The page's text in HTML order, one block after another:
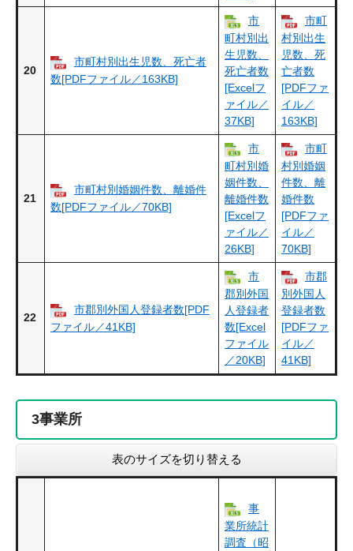
20
市町村別出生児数、死亡者
数[PDFファイル／163KB]
市
町村別出
生児数、
死亡者数
[Excelフ
ァイル／
37KB]
市町
村別出生
児数、死
亡者数
[PDFファ
イル／
163KB]
21
市町村別婚姻件数、離婚件
数[PDFファイル／70KB]
市
町村別婚
姻件数、
離婚件数
[Excelフ
ァイル／
26KB]
市町
村別婚姻
件数、離
婚件数
[PDFファ
イル／
70KB]
22
市郡別外国人登録者数[PDF
ファイル／41KB]
市
郡別外国
人登録者
数[Excel
ファイル
／20KB]
市郡
別外国人
登録者数
[PDFファ
イル／
41KB]
3事業所
表のサイズを切り替える
事
業所統計
調査（昭